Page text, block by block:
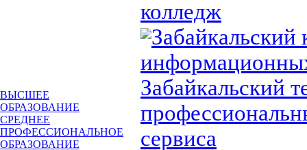
ВЫСШЕЕ
ОБРАЗОВАНИЕ
СРЕДНЕЕ
ПРОФЕССИОНАЛЬНОЕ
ОБРАЗОВАНИЕ
колледж
Забайкальский
Забайкальский
сервиса